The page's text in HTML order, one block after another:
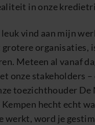
in onze
vind aan mijn
organisaties,
Meteen al vanaf
onze stakeholders –
toezichthouder
Kempen hecht echt
werkt, word je